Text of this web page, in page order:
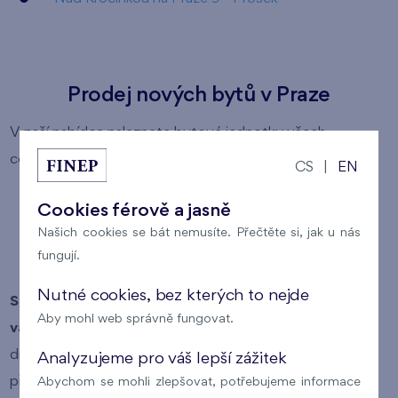
Prodej nových bytů v Praze
V naší nabídce naleznete bytové jednotky všech
cenových kategorií:
byty střední kategorie
luxusní byty
Snadno si tak můžete vybrat byt, který odpovídá
vašim požadavkům
(lokalita, typ vlastnictví bytu,
dispozice bytu, plocha bytu a cena bytu). Pokud si v
přehledu nabízených bytů kliknete na číslo konkrétního
CS EN
Cookies férově a jasně
Našich cookies se bát nemusíte. Přečtěte si, jak u nás
fungují.
Nutné cookies, bez kterých to nejde
Aby mohl web správně fungovat.
Analyzujeme pro váš lepší zážitek
Abychom se mohli zlepšovat, potřebujeme informace